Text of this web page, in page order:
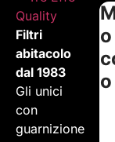
Filtri
abitacolo
dal 1983
Gli unici
con
guarnizione
o